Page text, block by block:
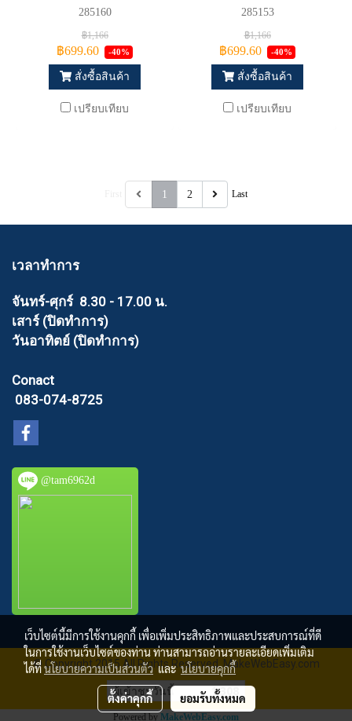
285160
฿1,166
฿699.60 -40%
สั่งซื้อสินค้า
เปรียบเทียบ
285153
฿1,166
฿699.60 -40%
สั่งซื้อสินค้า
เปรียบเทียบ
1 2 Last
เวลาทำการ
จันทร์-ศุกร์ 8.30 - 17.00 น.
เสาร์ (ปิดทำการ)
วันอาทิตย์ (ปิดทำการ)
Conact
083-074-8725
@tam6962d
© Copyright 2015 All Rights Reserved. MakeWebEasy.com
ผู้เข้าชมวันนี้ 1,308
Powered by MakeWebEasy.com
เว็บไซต์นี้มีการใช้งานคุกกี้ เพื่อเพิ่มประสิทธิภาพและประสบการณ์ที่ดี
ในการใช้งานเว็บไซต์ของท่าน ท่านสามารถอ่านรายละเอียดเพิ่มเติม
ได้ที่นโยบายความเป็นส่วนตัวและนโยบายคุกกี้
ตั้งค่าคุกกี้ ยอมรับทั้งหมด